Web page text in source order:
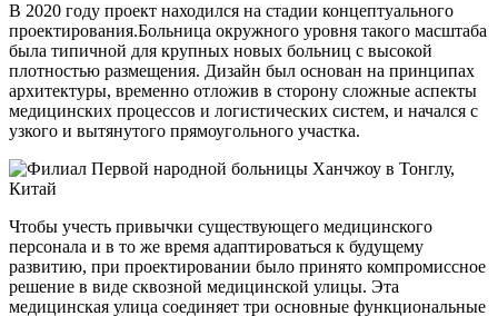
В 2020 году проект находился на стадии концептуального
проектирования.Больница окружного уровня такого масштаба
была типичной для крупных новых больниц с высокой
плотностью размещения. Дизайн был основан на принципах
архитектуры, временно отложив в сторону сложные аспекты
медицинских процессов и логистических систем, и начался с
узкого и вытянутого прямоугольного участка.
Чтобы учесть привычки существующего медицинского
персонала и в то же время адаптироваться к будущему
развитию, при проектировании было принято компромиссное
решение в виде сквозной медицинской улицы. Эта
медицинская улица соединяет три основные функциональные